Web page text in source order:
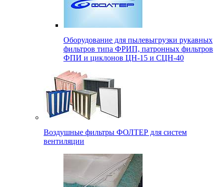
Оборудование для пылевыгрузки рукавных
фильтров типа ФРИП, патронных фильтров
ФПИ и циклонов ЦН-15 и СЦН-40
Воздушные фильтры ФОЛТЕР для систем
вентиляции